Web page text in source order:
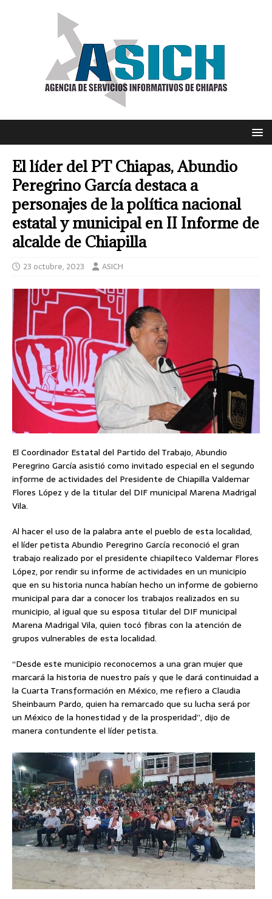
El líder del PT Chiapas, Abundio
Peregrino García destaca a
personajes de la política nacional
estatal y municipal en II Informe de
alcalde de Chiapilla
23 octubre, 2023 ASICH
El Coordinador Estatal del Partido del Trabajo, Abundio
Peregrino García asistió como invitado especial en el segundo
informe de actividades del Presidente de Chiapilla Valdemar
Flores López y de la titular del DIF municipal Marena Madrigal
Vila.
Al hacer el uso de la palabra ante el pueblo de esta localidad,
el líder petista Abundio Peregrino García reconoció el gran
trabajo realizado por el presidente chiapilteco Valdemar Flores
López, por rendir su informe de actividades en un municipio
que en su historia nunca habían hecho un informe de gobierno
municipal para dar a conocer los trabajos realizados en su
municipio, al igual que su esposa titular del DIF municipal
Marena Madrigal Vila, quien tocó fibras con la atención de
grupos vulnerables de esta localidad.
“Desde este municipio reconocemos a una gran mujer que
marcará la historia de nuestro país y que le dará continuidad a
la Cuarta Transformación en México, me refiero a Claudia
Sheinbaum Pardo, quien ha remarcado que su lucha será por
un México de la honestidad y de la prosperidad”, dijo de
manera contundente el líder petista.